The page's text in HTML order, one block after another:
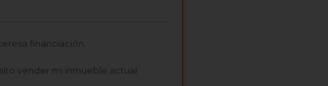
financiación
vender mi inmueble actual